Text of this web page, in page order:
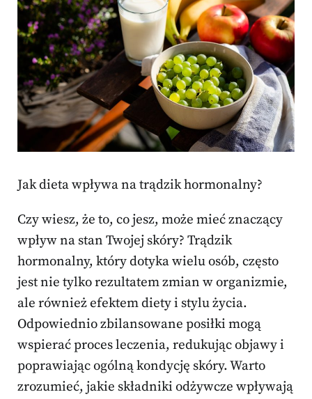
Jak dieta wpływa na trądzik hormonalny?
Czy wiesz, że to, co jesz, może mieć znaczący
wpływ na stan Twojej skóry? Trądzik
hormonalny, który dotyka wielu osób, często
jest nie tylko rezultatem zmian w organizmie,
ale również efektem diety i stylu życia.
Odpowiednio zbilansowane posiłki mogą
wspierać proces leczenia, redukując objawy i
poprawiając ogólną kondycję skóry. Warto
zrozumieć, jakie składniki odżywcze wpływają